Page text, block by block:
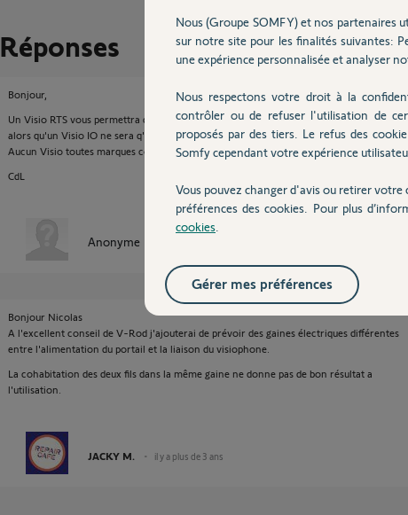
Réponses
Bonjour,
Un Visio RTS vous permettra d'avoir une liaison avec le portail en mode radio ou filaire,
alors qu'un Visio IO ne sera q'en filaire.
Aucun Visio toutes marques confondues ne peut être affecté à une box domotique.
CdL
Anonyme
Bonjour Nicolas
A l'excellent conseil de V-Rod j'ajouterai de prévoir des gaines électriques différentes
entre l'alimentation du portail et la liaison du visiophone.
La cohabitation des deux fils dans la même gaine ne donne pas de bon résultat a
l'utilisation.
JACKY M. il y a plus de 3 ans
Nous (Groupe SOMFY) et nos partenaires
sur notre site pour les finalités suivantes:
une expérience personnalisée et analyser
Nous respectons votre droit à la
contrôler ou de refuser l'utilisation de
proposés par des tiers. Le refus des
Somfy cependant votre expérience
Vous pouvez changer d'avis ou retirer
préférences des cookies. Pour plus
cookies
Gérer mes préférences